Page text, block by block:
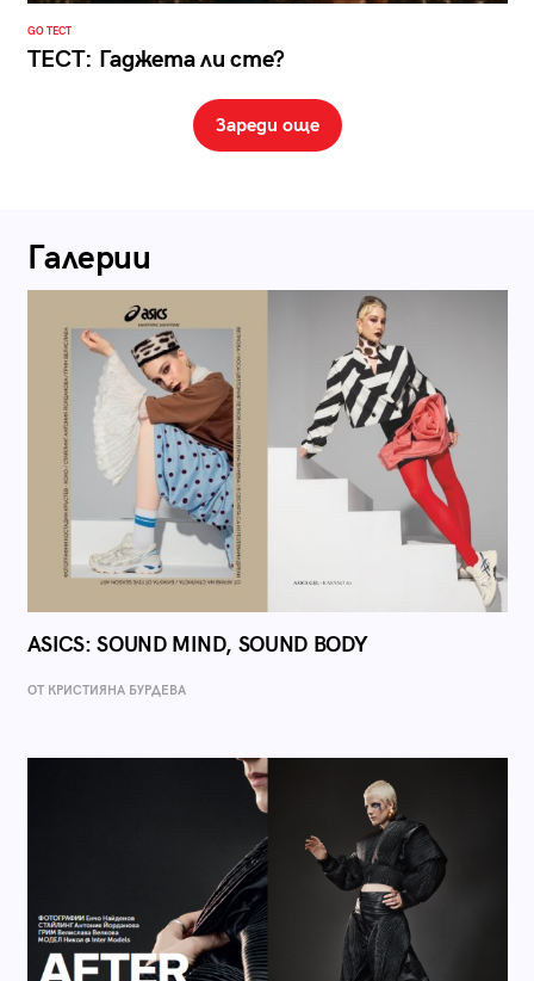
GO ТЕСТ
ТЕСТ: Гаджета ли сте?
Зареди още
Галерии
ASICS: SOUND MIND, SOUND BODY
ОТ КРИСТИЯНА БУРДЕВА